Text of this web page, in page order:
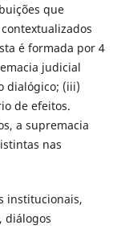
que
é formada por 4
judicial
dialógico; (iii)
de efeitos.
a supremacia
nas
institucionais,
diálogos